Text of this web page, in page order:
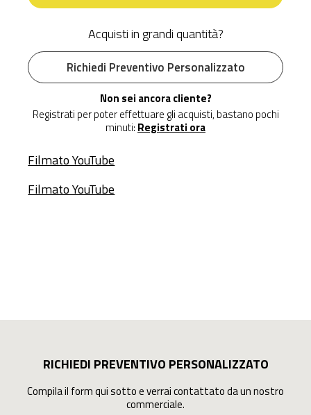
Acquisti in grandi quantità?
Richiedi Preventivo Personalizzato
Non sei ancora cliente?
Registrati per poter effettuare gli acquisti, bastano pochi
minuti: Registrati ora
Filmato YouTube
Filmato YouTube
RICHIEDI PREVENTIVO PERSONALIZZATO
Compila il form qui sotto e verrai contattato da un nostro
commerciale.